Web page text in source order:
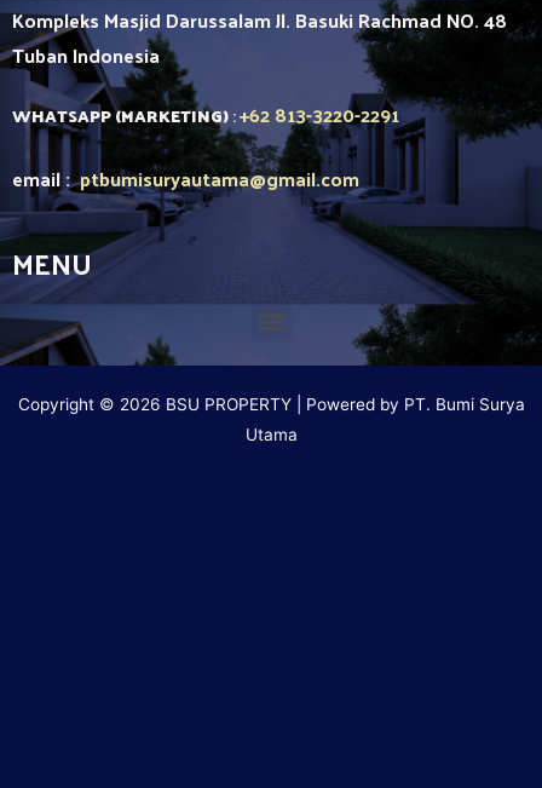
Kompleks Masjid Darussalam Jl. Basuki Rachmad NO. 48
TubanIndonesia
WHATSAPP (MARKETING):+62 813-3220-2291
email :ptbumisuryautama@gmail.com
MENU
Copyright © 2026 BSU PROPERTY | Powered by PT. Bumi Surya
Utama